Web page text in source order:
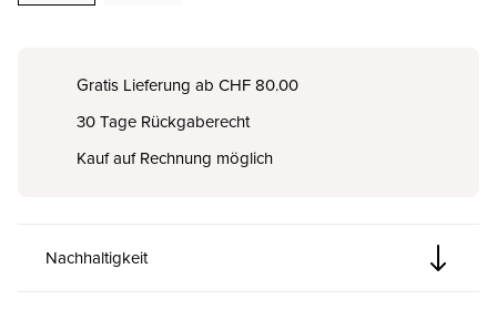
Gratis Lieferung ab CHF 80.00
30 Tage Rückgaberecht
Kauf auf Rechnung möglich
Nachhaltigkeit